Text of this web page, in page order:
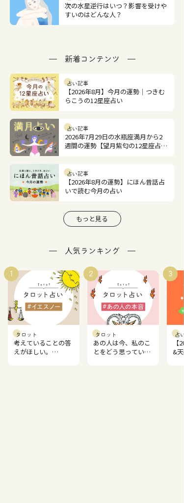
次の水星逆行はいつ？影響を受けや
すいのはどんな人？
新着コンテンツ
占い記事
【2026年8月】今月の運勢｜つきむ
らこうの12星座占い
占い記事
2026年7月29日の水瓶座満月から2
週間の運勢【望月紫匂の12星座占
占い記事
【2026年8月の運勢】にほん昔話占
いで読む今月の占い
もっと見る
人気ランキング
1
タロット
考えていることの答
えがほしい。
2
タロット
あの人は今、私のこ
とをどう思ってい
3
占
&